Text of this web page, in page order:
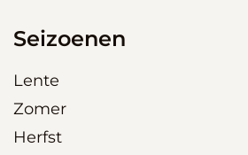
Seizoenen
Lente
Zomer
Herfst